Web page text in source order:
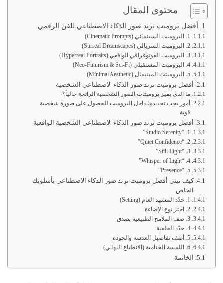
محتوى المقال
أفضل برومبت ترند صور الذكاء الاصطناعي للفن الرقمي
1. البرومبت السينمائي (Cinematic Prompts)
2. البرومبت السريالي (Surreal Dreamscapes)
3. البرومبت الفوتوغرافي الواقعي (Hyperreal Portraits)
4. البرومبت المستقبلي (Neo-Futurism & Sci-Fi)
5. البرومبتت المينيمال (Minimal Aesthetic)
أفضل برومبت ترند صور الذكاء الاصطناعي الشخصية
ما الذي يميز برومبتات الصور الشخصية الرائجة حالياً؟
أمور يجب تحديدها داخل البرومبت للحصول على صورة شخصية
قوية
أفضل برومبت ترند صور الذكاء الاصطناعي الشخصية الواقعية
1. “Studio Serenity”
2. “Quiet Confidence”
3. “Still Light”
4. “Whisper of Light”
5. “Presence”
كيف تبني أفضل برومبت ترند صور الذكاء الاصطناعي بأسلوبك
الخاص
1. حدّد المشهد العام (Setting)
2. اختر نوع الإضاءة
3. صف الملامح الطبيعية بصدق
4. حدّد الخلفية
5. أضف تفاصيل العدسة والجودة
6. اللمسة الختامية (الانطباع النهائي)
الخاتمة